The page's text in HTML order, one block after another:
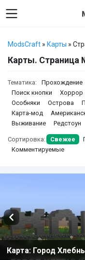
ModsCraft » Карты »
Карты. Страница
Тематика: Прохождение
Поиск кнопки
Хоррор
Особняки
Острова
Карта-мод
Выживание
Редстоун
Сортировка: Свежее
Комментируемые